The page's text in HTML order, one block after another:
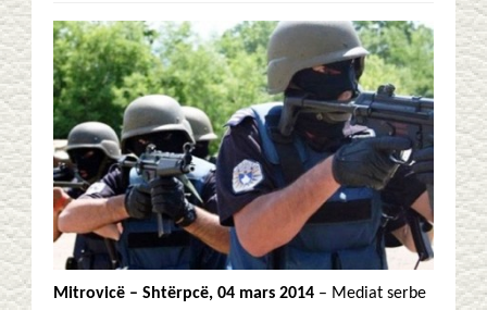
Mitrovicë – Shtërpcë, 04 mars 2014 – Mediat serbe